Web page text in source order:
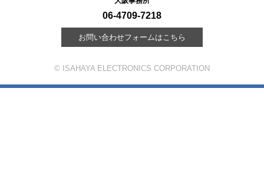
06-4709-7218
お問い合わせフォームはこちら
© ISAHAYA ELECTRONICS CORPORATION